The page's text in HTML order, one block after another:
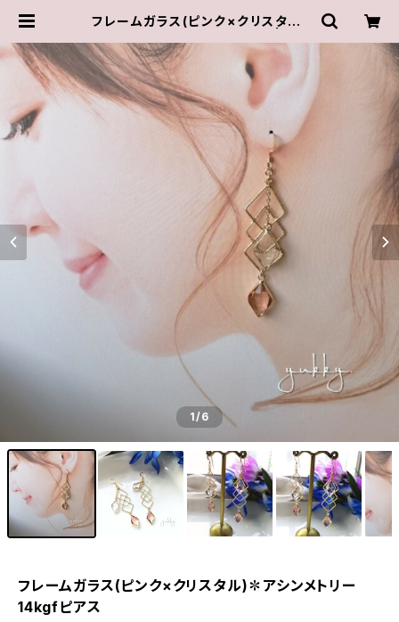
フレームガラス(ピンク×クリスタル)
んこしょっぷ（yukky.）アクセサリーシ
ョップ
1/6
フレームガラス(ピンク×クリスタル)✽アシンメトリー
14kgfピアス